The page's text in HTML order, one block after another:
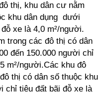
thị, khu dân cư nằm
khu dân dụng dưới
xe là 4,0 m²/người.
trong các đô thị có dân
đến 150.000 người chỉ
m²/người.Các khu đô
thị có dân số thuộc khu
chỉ tiêu đất bãi đỗ xe là